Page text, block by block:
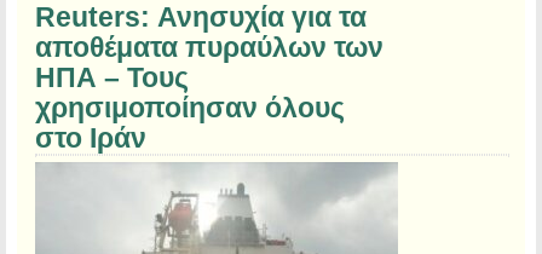
Reuters: Ανησυχία για τα
αποθέματα πυραύλων των
ΗΠΑ – Τους
χρησιμοποίησαν όλους
στο Ιράν